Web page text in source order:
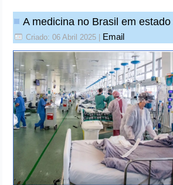
A medicina no Brasil em
Criado: 06 Abril 2025 Email